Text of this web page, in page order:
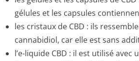
gélules et les capsules
les cristaux de CBD : ils
cannabidiol, car elle est sans
l’e-liquide CBD : il est utilisé